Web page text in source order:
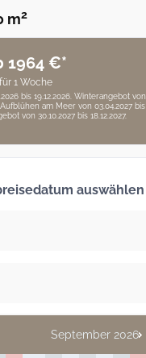
m2
1964 €*
für 1 Woche
bis 19.12.2026. Winterangebot von
Aufblühen am Meer von 03.04.2027 bis
von 30.10.2027 bis 18.12.2027.
auswählen
September 2026